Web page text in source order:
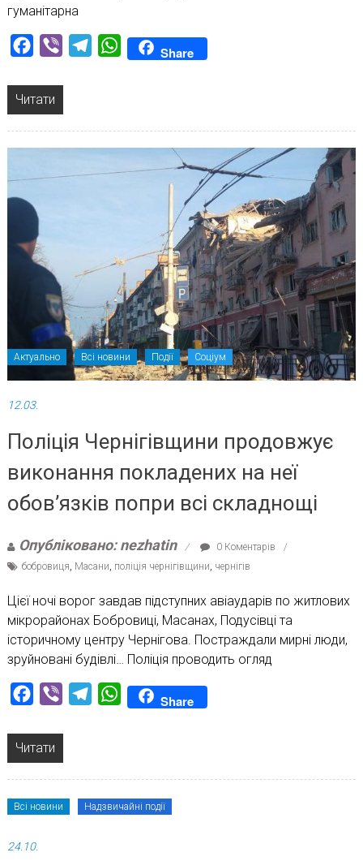
гуманітарна
Facebook
Viber TelegramWhatsAppShare
Читати
Актуально Всі новини Події Соціум
12.03.
Поліція Чернігівщини продовжує
виконання покладених на неї
обов’язків попри всі складнощі
Опубліковано: nezhatin
0 Коментарів
бобровиця Масани поліція чернігівщини чернігів
Цієї ночі ворог завдав підступних авіаударів по житлових
мікрорайонах Бобровиці, Масанах, Подусівці та
історичному центру Чернігова. Постраждали мирні люди,
зруйновані будівлі… Поліція проводить огляд
Facebook
Viber TelegramWhatsAppShare
Читати
Всі новини Надзвичайні події
24.10.